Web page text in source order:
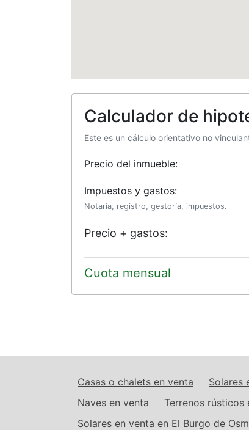
Calculador de
Este es un cálculo orientativo no
Precio del inmueble:
Impuestos y gastos:
Notaría, registro, gestoría, impuestos.
Precio + gastos:
Cuota mensual
Casas o chalets en venta Solares
Naves en venta
Terrenos rústicos
Solares en venta en El Burgo de